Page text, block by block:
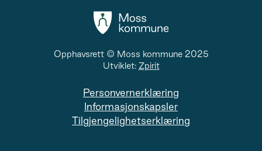
Opphavsrett © Moss kommune 2025
Utviklet: Zpirit
Personvernerklæring
Informasjonskapsler
Tilgjengelighetserklæring